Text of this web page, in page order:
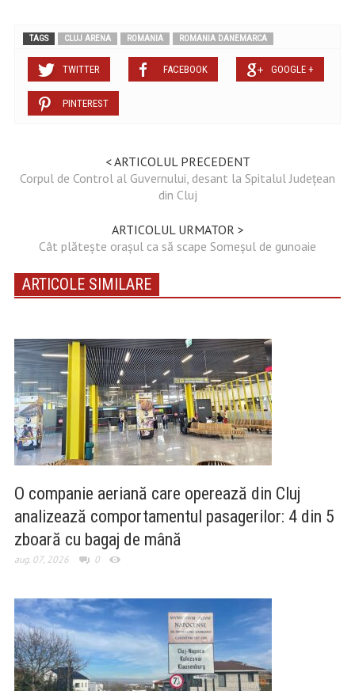
TAGS CLUJ ARENA ROMANIA ROMANIA DANEMARCA
TWITTER FACEBOOK GOOGLE +
PINTEREST
< ARTICOLUL PRECEDENT
Corpul de Control al Guvernului, desant la Spitalul Județean
din Cluj
ARTICOLUL URMATOR >
Cât plătește orașul ca să scape Someșul de gunoaie
ARTICOLE SIMILARE
O companie aeriană care operează din Cluj
analizează comportamentul pasagerilor: 4 din 5
zboară cu bagaj de mână
aug. 07, 2026 0